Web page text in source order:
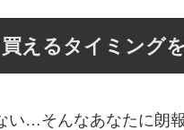
えるタイミング
い…そんなあなたに朗報